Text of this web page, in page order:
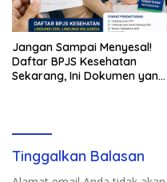
Jangan Sampai Menyesal!
Daftar BPJS Kesehatan
Sekarang, Ini Dokumen yang
Tinggalkan Balasan